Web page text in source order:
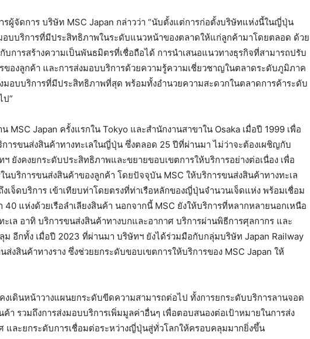
รผู้จัดการ บริษัท MSC Japan กล่าวว่า “นับตั้งแต่การก่อตั้งบริษัทแห่งนี้ในญี่ปุ่น
อบบริการที่มีประสิทธิภาพในระดับแนวหน้าของตลาดให้แก่ลูกค้ามาโดยตลอด ด้วย
บการสร้างความเป็นพันธมิตรที่เชื่อถือได้ การนำเสนอแนวทางธุรกิจที่สามารถปรับ
ของลูกค้า และการส่งมอบบริการด้วยความรู้ความเชี่ยวชาญในตลาดระดับภูมิภาค
งมอบบริการที่มีประสิทธิภาพที่สุด พร้อมทั้งอำนวยความสะดวกในตลาดการค้าระดับ
”
MSC Japan ครั้งแรกใน Tokyo และสำนักงานสาขาใน Osaka เมื่อปี 1999 เพื่อ
ารขนส่งสินค้าทางทะเลในญี่ปุ่น ซึ่งตลอด 25 ปีที่ผ่านมา ไม่ว่าจะต้องเผชิญกับ
ยังคงยกระดับประสิทธิภาพและขยายขอบเขตการให้บริการอย่างต่อเนื่อง เพื่อ
นบริการขนส่งสินค้าของลูกค้า โดยปัจจุบัน MSC ให้บริการขนส่งสินค้าทางทะเล
เจ็ดบริการ เข้าเทียบท่าโดยตรงที่ท่าเรือหลักของญี่ปุ่นจำนวนเจ็ดแห่ง พร้อมเชื่อม
40 แห่งด้วยเรือลำเลียงสินค้า นอกจากนี้ MSC ยังให้บริการที่หลากหลายนอกเหนือ
เล อาทิ บริการขนส่งสินค้าทางบกและอากาศ บริการผ่านพิธีการศุลกากร และ
อีกทั้ง เมื่อปี 2023 ที่ผ่านมา บริษัทฯ ยังได้ร่วมมือกับกลุ่มบริษัท Japan Railway
ส่งสินค้าทางราง ซึ่งช่วยยกระดับขอบเขตการให้บริการของ MSC Japan ให้
งเดินหน้าวางแผนยกระดับขีดความสามารถต่อไป ทั้งการยกระดับบริการลานจอด
า รวมถึงการส่งมอบบริการเพิ่มมูลค่าอื่นๆ เพื่อตอบสนองต่อเป้าหมายในการส่ง
และยกระดับการเชื่อมต่อระหว่างญี่ปุ่นสู่ทั่วโลกให้ครอบคลุมมากยิ่งขึ้น